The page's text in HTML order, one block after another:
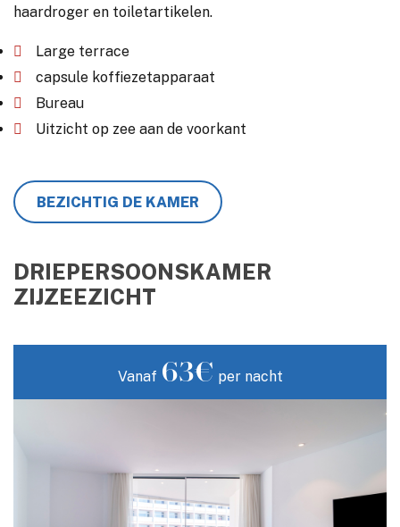
haardroger en toiletartikelen.
Large terrace
capsule koffiezetapparaat
Bureau
Uitzicht op zee aan de voorkant
BEZICHTIG DE KAMER
DRIEPERSOONSKAMER
ZIJZEEZICHT
Vanaf 63€ per nacht